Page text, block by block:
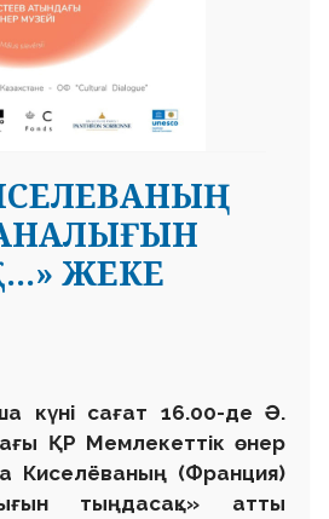
ЖЕКЕ
күні сағат 16.00-де Ә.
ҚР Мемлекеттік өнер
Киселёваның (Франция)
тыңдасақ…» атты